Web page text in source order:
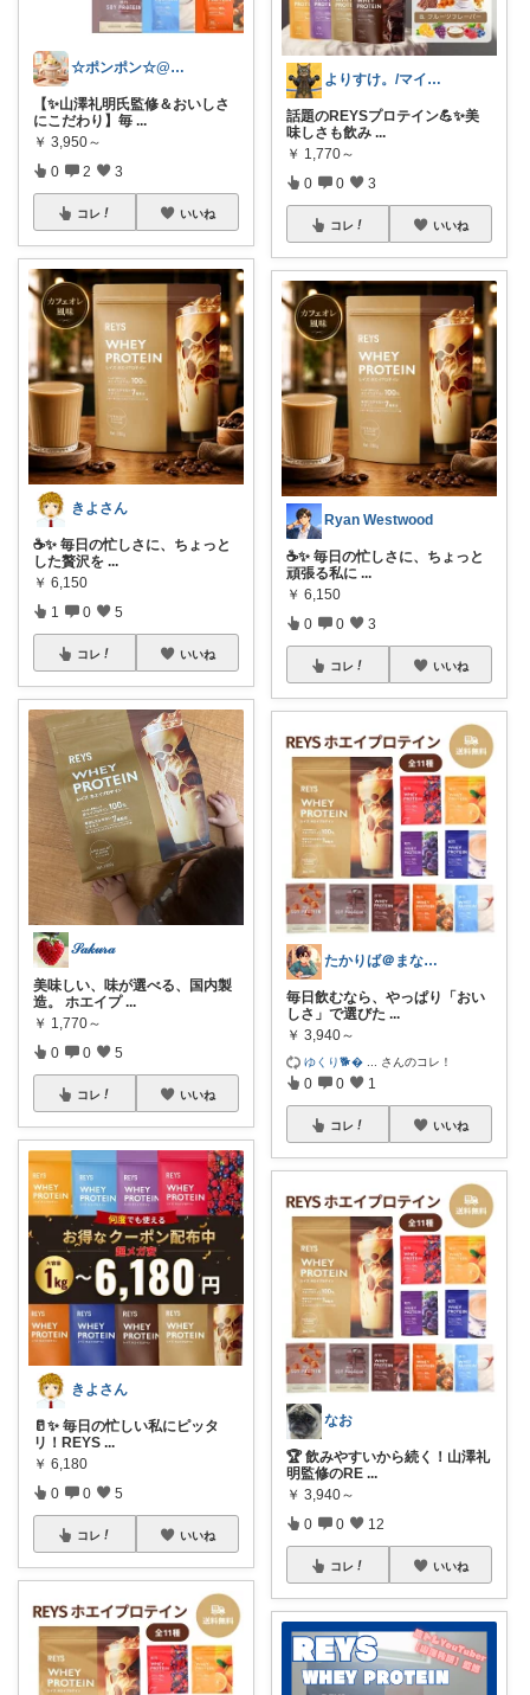
☆ポンポン☆@ガジェット＆暮らし
【✨山澤礼明氏監修＆おいしさ
にこだわり】毎 ...
￥ 3,950～
0 2 3
コレ いいね
きよさん
☕️✨ 毎日の忙しさに、ちょっと
した贅沢を ...
￥ 6,150
1 0 5
コレ いいね
𝒮𝒶𝓀𝓊𝓇𝒶
美味しい、味が選べる、国内製
造。 ホエイプ ...
￥ 1,770～
0 0 5
コレ いいね
きよさん
🥛✨ 毎日の忙しい私にピッタ
リ！REYS ...
￥ 6,180
0 0 5
コレ いいね
よりすけ。/マイペースにボディメイク✨
話題のREYSプロテイン💪✨美
味しさも飲み ...
￥ 1,770～
0 0 3
コレ いいね
Ryan Westwood
☕️✨ 毎日の忙しさに、ちょっと
頑張る私に ...
￥ 6,150
0 0 3
コレ いいね
たかりば＠まなびラボ
毎日飲むなら、やっぱり「おい
しさ」で選びた ...
￥ 3,940～
ゆくり🐕‍ さんのコレ！
0 0 1
コレ いいね
なお
🏆 飲みやすいから続く！山澤礼
明監修のRE ...
￥ 3,940～
0 0 12
コレ いいね